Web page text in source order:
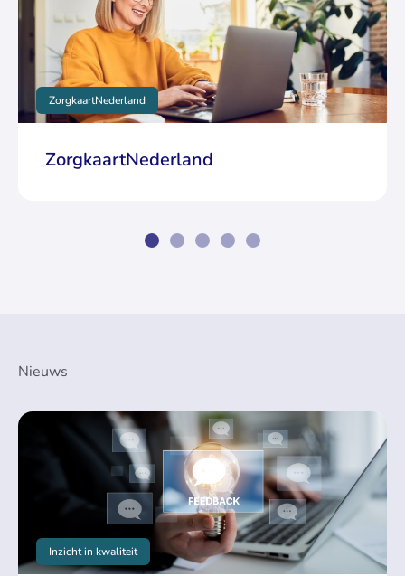
ZorgkaartNederland
ZorgkaartNederland
Nieuws
Inzicht in kwaliteit